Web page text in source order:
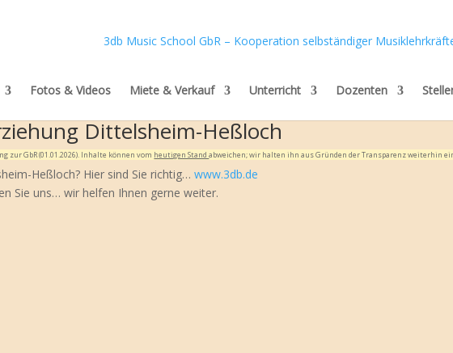
Fotos & Videos Miete & Verkauf Unterricht Dozenten
Dittelsheim-Heßloch
GbR (01.01.2026). Inhalte können vom heutigen Standabweichen; wir halten ihn aus Gründen der Transparenz weiterhin
Heßloch? Hier sind Sie richtig…www.3db.de
Sie uns… wir helfen Ihnen gerne weiter.